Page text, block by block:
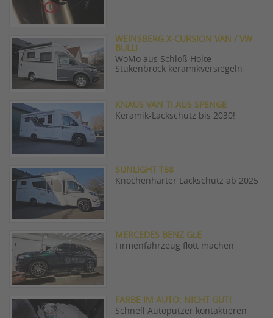
WEINSBERG X-CURSION VAN / VW
BULLI
WoMo aus Schloß Holte-
Stukenbrock keramikversiegeln
KNAUS VAN TI AUS SPENGE
Keramik-Lackschutz bis 2030!
SUNLIGHT T68
Knochenharter Lackschutz ab 2025
MERCEDES BENZ GLE
Firmenfahrzeug flott machen
FARBE IM AUTO: NICHT GUT!
Schnell Autoputzer kontaktieren